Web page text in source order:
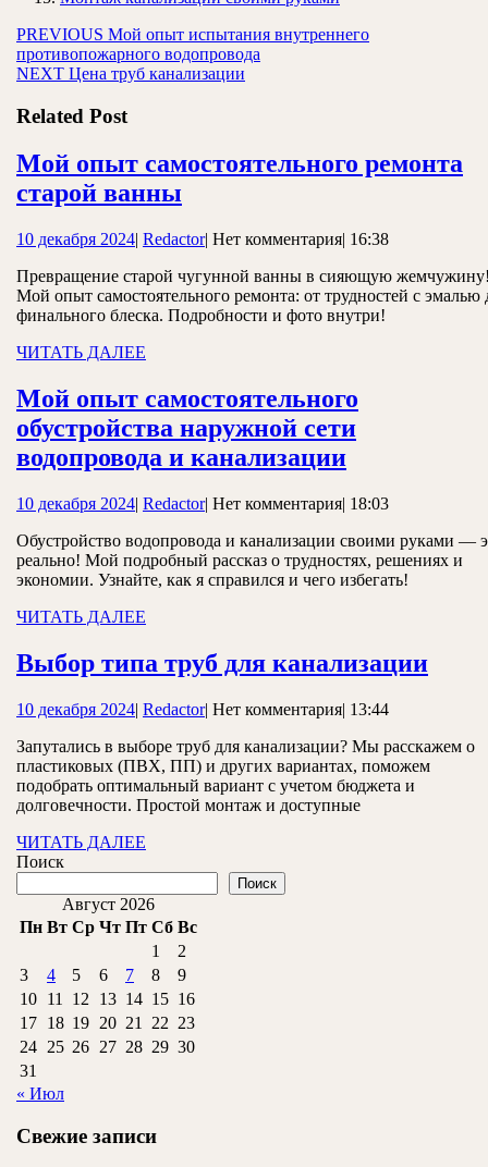
Навигация
по
PREVIOUS Предыдущая
запись:
Мой опыт испытания внутреннего
противопожарного водопровода
NEXT Следующая
Цена труб канализации
Related Post
Мой опыт самостоятельного ремонта
старой ванны
самостоятельного
ремонта
старой
10 декабря 202410
2024
| RedactorRedactor
| Нет комментария| 16:38
Превращение старой чугунной ванны в сияющую
Мой опыт самостоятельного ремонта: от трудностей с эмалью
финального блеска. Подробности и фото внутри!
ЧИТАТЬ ДАЛЕЕ
Мой опыт самостоятельного
обустройства наружной сети
водопровода и канализацииМой
наружной
и
10 декабря 202410
2024
| RedactorRedactor
| Нет комментария| 18:03
Обустройство водопровода и канализации своими руками —
реально! Мой подробный рассказ о трудностях, решениях и
экономии. Узнайте, как я справился и чего избегать!
ЧИТАТЬ ДАЛЕЕ
Выбор типа труб для канализации
для
10 декабря 202410
2024
| RedactorRedactor
| Нет комментария| 13:44
Запутались в выборе труб для канализации? Мы расскажем о
пластиковых (ПВХ, ПП) и других вариантах, поможем
подобрать оптимальный вариант с учетом бюджета и
долговечности. Простой монтаж и доступные
ЧИТАТЬ ДАЛЕЕ
Поиск
Поиск
Август 2026
Пн Вт Ср Чт Пт Сб Вс
1
2
3
4 5 6 7 8
9
10 11 12 13 14 15 16
17 18 19 20 21 22 23
24 25 26 27 28 29 30
31
« Июл
Свежие записи